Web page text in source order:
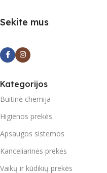
Sekite mus
Kategorijos
Buitinė chemija
Higienos prekės
Apsaugos sistemos
Kanceliarinės prekės
Vaikų ir kūdikių prekės